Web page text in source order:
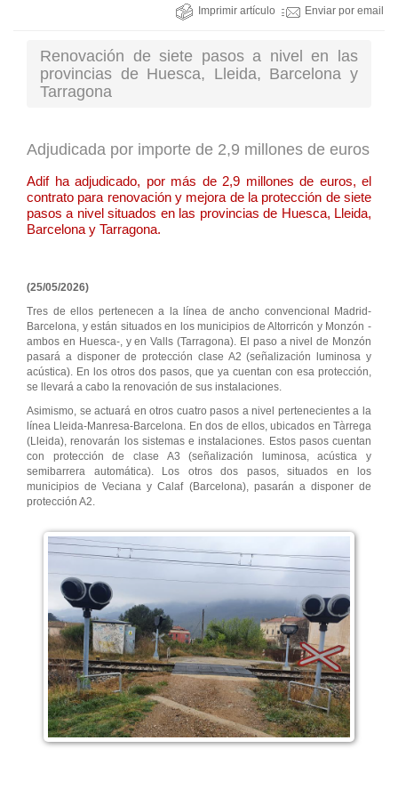
Imprimir artículo Enviar por email
Renovación de siete pasos a nivel en las
provincias de Huesca, Lleida, Barcelona y
Tarragona
Adjudicada por importe de 2,9 millones de euros
Adif ha adjudicado, por más de 2,9 millones de euros, el
contrato para renovación y mejora de la protección de siete
pasos a nivel situados en las provincias de Huesca, Lleida,
Barcelona y Tarragona.
(25/05/2026)
Tres de ellos pertenecen a la línea de ancho convencional Madrid-
Barcelona, y están situados en los municipios de Altorricón y Monzón -
ambos en Huesca-, y en Valls (Tarragona). El paso a nivel de Monzón
pasará a disponer de protección clase A2 (señalización luminosa y
acústica). En los otros dos pasos, que ya cuentan con esa protección,
se llevará a cabo la renovación de sus instalaciones.
Asimismo, se actuará en otros cuatro pasos a nivel pertenecientes a la
línea Lleida-Manresa-Barcelona. En dos de ellos, ubicados en Tàrrega
(Lleida), renovarán los sistemas e instalaciones. Estos pasos cuentan
con protección de clase A3 (señalización luminosa, acústica y
semibarrera automática). Los otros dos pasos, situados en los
municipios de Veciana y Calaf (Barcelona), pasarán a disponer de
protección A2.